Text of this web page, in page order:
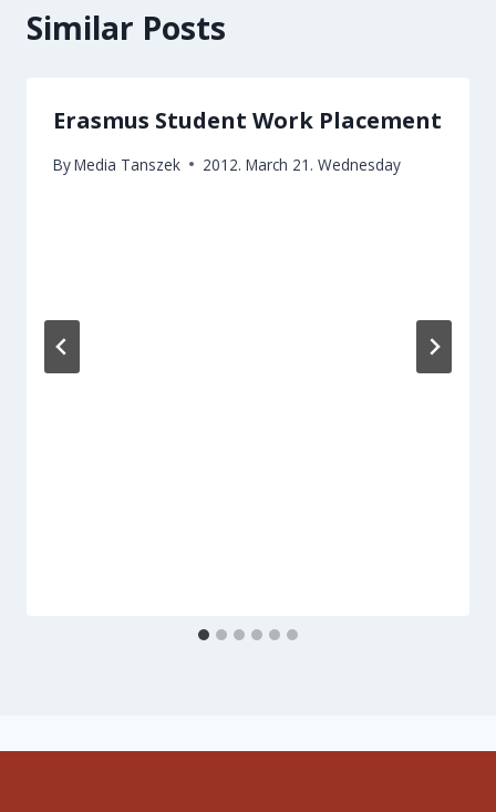
Similar Posts
Erasmus Student Work Placement
ByMedia Tanszek 2012. March 21. Wednesday